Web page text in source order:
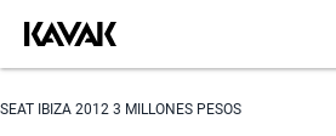
SEAT IBIZA 2012 3 MILLONES PESOS